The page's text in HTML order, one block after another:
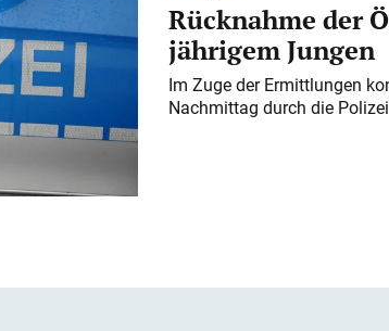
Rücknahme der
jährigem Jungen
Im Zuge der Ermittlungen
Nachmittag durch die